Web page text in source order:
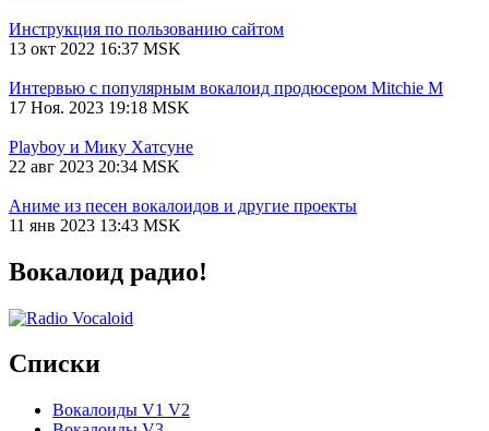
Инструкция по пользованию сайтом
13 окт 2022 16:37 MSK
Интервью с популярным вокалоид продюсером Mitchie М
17 Ноя. 2023 19:18 MSK
Playboy и Мику Хатсуне
22 авг 2023 20:34 MSK
Аниме из песен вокалоидов и другие проекты
11 янв 2023 13:43 MSK
Вокалоид радио!
Списки
Вокалоиды V1 V2